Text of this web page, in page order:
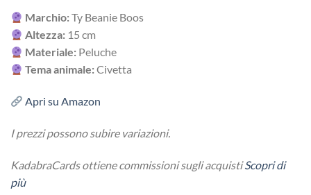
Marchio:Ty Beanie Boos
Altezza: 15 cm
Materiale: Peluche
Tema animale:Civetta
Apri su Amazon
I prezzi possono subire variazioni.
KadabraCards ottiene commissioni sugli acquistiScopri di
più